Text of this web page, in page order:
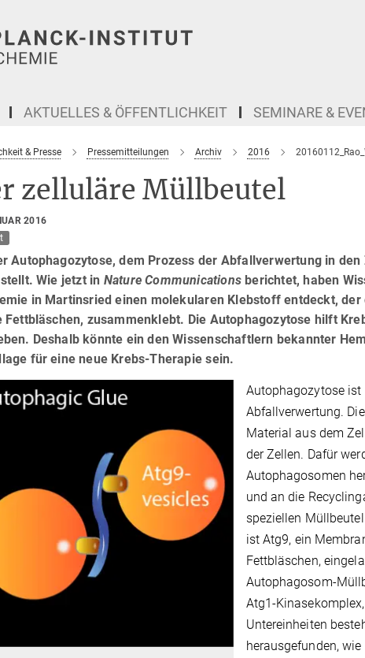
AKTUELLES & ÖFFENTLICHKEIT SEMINARE &
& Presse Pressemitteilungen Archiv 2016
zelluläre Müllbeutel
2016
Autophagozytose, dem Prozess der Abfallverwertung in
Wie jetzt in Nature Communicationsberichtet, haben
in Martinsried einen molekularen Klebstoff entdeckt,
Fettbläschen, zusammenklebt. Die Autophagozytose hilft
Deshalb könnte ein den Wissenschaftlern bekannter
für eine neue Krebs-Therapie sein.
Autophagozytose ist
Abfallverwertung.
Material aus dem
der Zellen. Dafür
Autophagosomen
und an die
speziellen
ist Atg9, ein
Fettbläschen,
Autophagosom-
Atg1-
Untereinheiten
herausgefunden,